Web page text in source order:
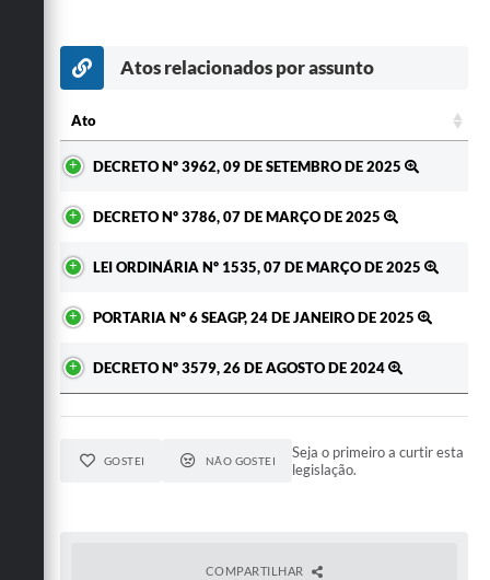
Atos relacionados por assunto
Ato
DECRETO Nº 3962, 09 DE SETEMBRO DE 2025
DECRETO Nº 3786, 07 DE MARÇO DE 2025
LEI ORDINÁRIA Nº 1535, 07 DE MARÇO DE 2025
PORTARIA Nº 6 SEAGP, 24 DE JANEIRO DE 2025
DECRETO Nº 3579, 26 DE AGOSTO DE 2024
GOSTEI NÃO GOSTEI
Seja o primeiro a curtir esta
legislação.
COMPARTILHAR